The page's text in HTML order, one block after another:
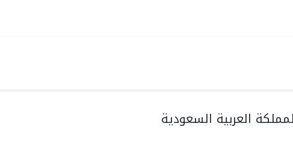
العربية السعودية